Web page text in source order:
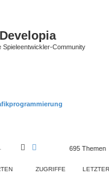
Spieleentwickler-Community
SucheErweiterte Suche
695 Themen
ZUGRIFFE